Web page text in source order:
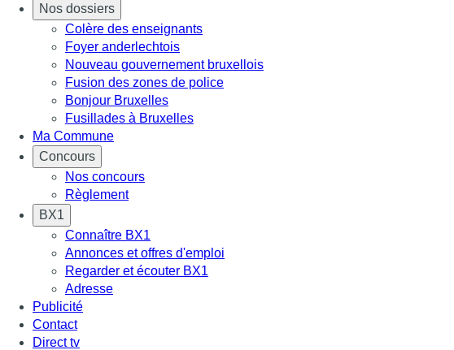
Nos dossiers
Colère des enseignants
Foyer anderlechtois
Nouveau gouvernement bruxellois
Fusion des zones de police
Bonjour Bruxelles
Fusillades à Bruxelles
Ma Commune
Concours
Nos concours
Règlement
BX1
Connaître BX1
Annonces et offres d'emploi
Regarder et écouter BX1
Adresse
Publicité
Contact
Direct tv